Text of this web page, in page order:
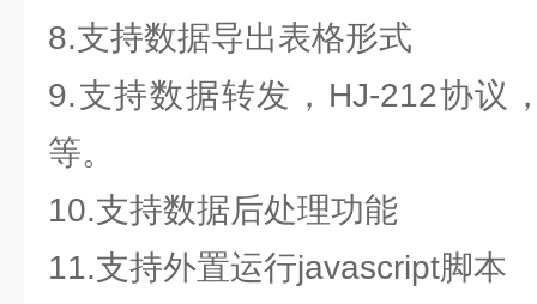
8.支持数据导出表格形式
9.支持数据转发，HJ-212协议
等。
10.支持数据后处理功能
11.支持外置运行javascript脚本